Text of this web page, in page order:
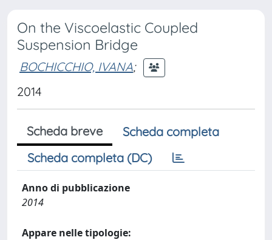
On the Viscoelastic Coupled
Suspension Bridge
BOCHICCHIO, IVANA;
2014
Scheda breve
Scheda completa
Scheda completa (DC)
Anno di pubblicazione
2014
Appare nelle tipologie: